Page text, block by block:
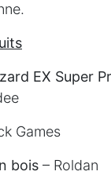
EX Super
Games
bois – Roldan